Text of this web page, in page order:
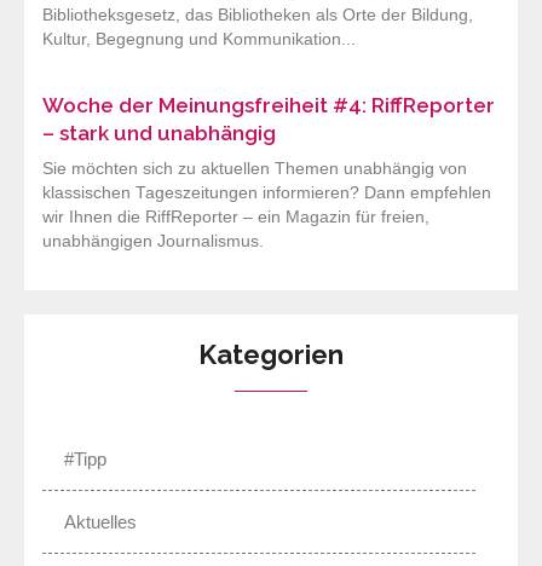
Bibliotheksgesetz, das Bibliotheken als Orte der Bildung,
Kultur, Begegnung und Kommunikation...
Woche der Meinungsfreiheit #4: RiffReporter
– stark und unabhängig
Sie möchten sich zu aktuellen Themen unabhängig von
klassischen Tageszeitungen informieren? Dann empfehlen
wir Ihnen die RiffReporter – ein Magazin für freien,
unabhängigen Journalismus.
Kategorien
#Tipp
Aktuelles